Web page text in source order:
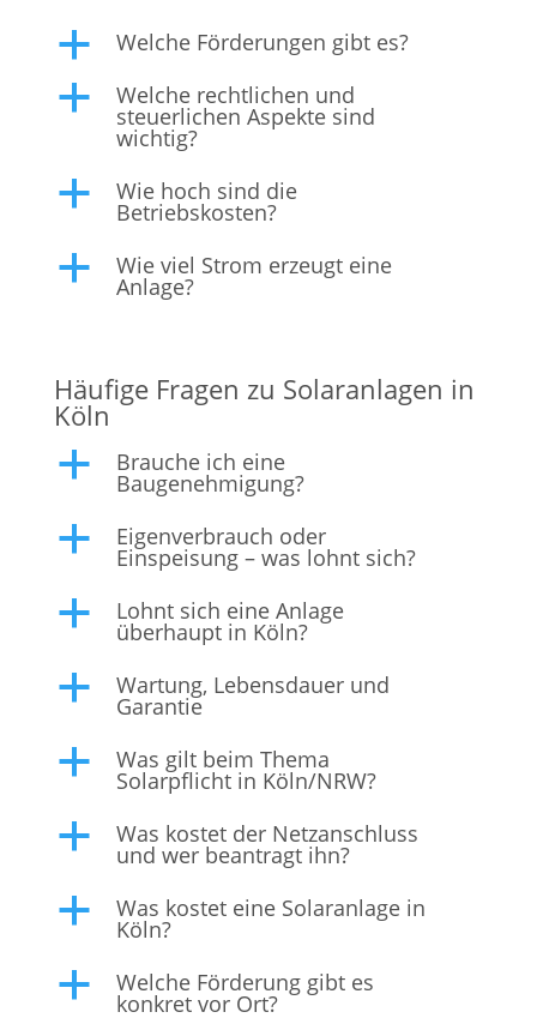
a Welche Förderungen gibt es?
a Welche rechtlichen und
steuerlichen Aspekte sind
wichtig?
a Wie hoch sind die
Betriebskosten?
a Wie viel Strom erzeugt eine
Anlage?
Häufige Fragen zu Solaranlagen in
Köln
a Brauche ich eine
Baugenehmigung?
a Eigenverbrauch oder
Einspeisung – was lohnt sich?
a Lohnt sich eine Anlage
überhaupt in Köln?
a Wartung, Lebensdauer und
Garantie
a Was gilt beim Thema
Solarpflicht in Köln/NRW?
a Was kostet der Netzanschluss
und wer beantragt ihn?
a Was kostet eine Solaranlage in
Köln?
a Welche Förderung gibt es
konkret vor Ort?